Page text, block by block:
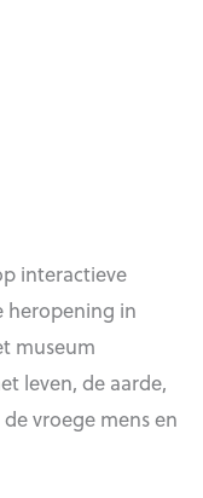
interactieve
heropening in
museum
leven, de aarde,
vroege mens en